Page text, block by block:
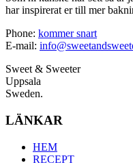
har inspirerat er till mer
Phone: kommer snart
E-mail:
Sweet & Sweeter
Uppsala
Sweden.
LÄNKAR
HEM
RECEPT